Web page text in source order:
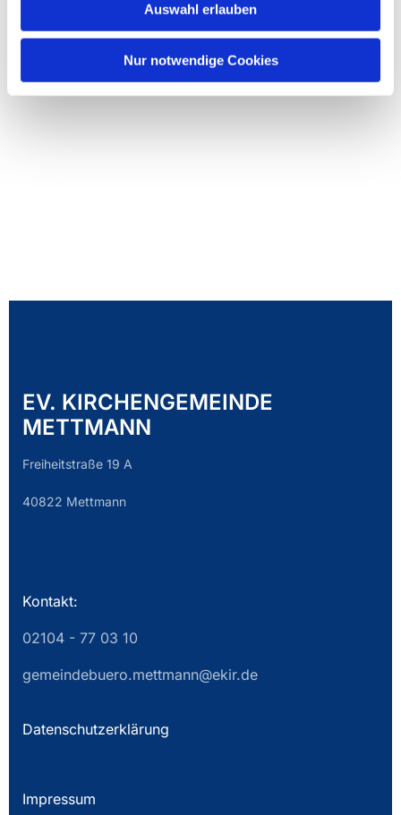
Auswahl erlauben
Nur notwendige Cookies
EV. KIRCHENGEMEINDE
METTMANN
Freiheitstraße 19 A
40822 Mettmann
Kontakt:
02104 - 77 03 10
gemeindebuero.mettmann@ekir.de
Datenschutzerklärung
Impressum